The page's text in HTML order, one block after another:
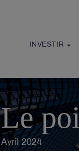
INVESTIR
Le
Avril 2024